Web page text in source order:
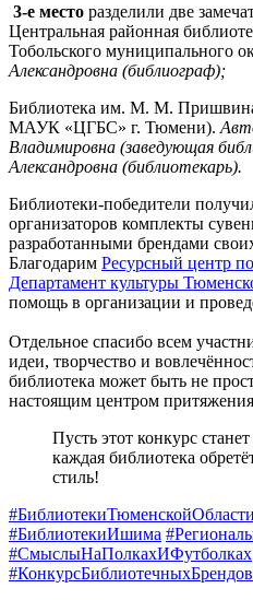
3‑е место разделили две
Центральная районная
Тобольского муниципального
Александровна (библиограф);
Библиотека им. М. М. Пришвина
МАУК «ЦГБС» г. Тюмени).
Владимировна (заведующая
Александровна (библиотекарь).
Библиотеки-победители
организаторов комплекты
разработанными брендами
Благодарим Ресурсный центр
Департамент культуры
помощь в организации и
Отдельное спасибо всем
идеи, творчество и
библиотека может быть не
настоящим центром
Пусть этот конкурс
каждая библиотека
стиль!
#БиблиотекиТюменскойОбласти
#БиблиотекиИшима
#СмыслыНаПолкахИФутболках
#КонкурсБиблиотечныхБрендов